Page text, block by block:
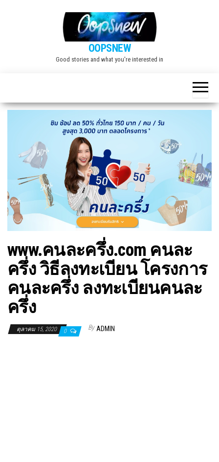
OOPSNEW
Good stories and what you're interested in
www.คนละครึ่ง.com คนละ
ครึ่ง วิธีลงทะเบียน โครงการ
คนละครึ่ง ลงทะเบียนคนละ
ครึ่ง
ตุลาคม 15, 2020 0 By ADMIN